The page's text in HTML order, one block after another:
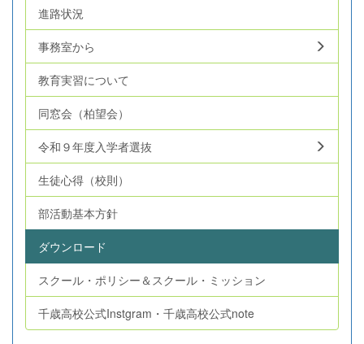
進路状況
事務室から
教育実習について
同窓会（柏望会）
令和９年度入学者選抜
生徒心得（校則）
部活動基本方針
ダウンロード
スクール・ポリシー＆スクール・ミッション
千歳高校公式Instgram・千歳高校公式note